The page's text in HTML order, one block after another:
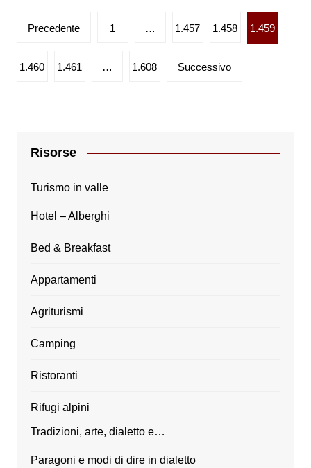
Paginazione
articoli
Precedente 1 … 1.457 1.458 1.459
1.460 1.461 … 1.608 Successivo
Risorse
Turismo in valle
Hotel – Alberghi
Bed & Breakfast
Appartamenti
Agriturismi
Camping
Ristoranti
Rifugi alpini
Tradizioni, arte, dialetto e…
Paragoni e modi di dire in dialetto